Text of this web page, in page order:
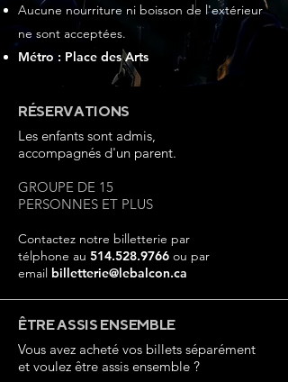
Aucune nourriture ni boisson de l'extérieur
ne sont acceptées.
Métro : Place des Arts
RÉSERVATIONS
Les enfants sont admis,
accompagnés d'un parent.
GROUPE DE 15
PERSONNES ET PLUS
Contactez notre billetterie par
télphone au 514.528.9766 ou par
email billetterie@lebalcon.ca
ÊTRE ASSIS ENSEMBLE
Vous avez acheté vos billets séparément
et voulez être assis ensemble ?